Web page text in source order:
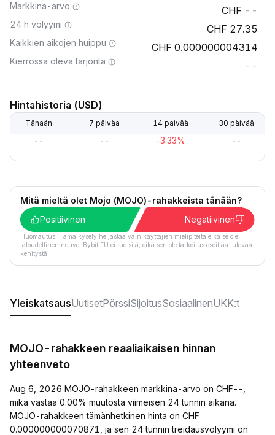
Markkina-arvo --
24 h volyymi 27.35
Kaikkien aikojen huippu 0.000000004314
Kierrossa oleva tarjonta --
Hintahistoria (USD)
Tänään 7 päivää 14 päivää 30 päivää
-- -- -3.33% --
Mitä mieltä olet Mojo (MOJO)-rahakkeista tänään?
Positiivinen
Negatiivinen
Huomautus: Tämä kysely heijastaa vain käyttäjien mielipiteitä eikä se ole
taloudellinen neuvo. Bybit EU ei tue sitä, eikä sen ole tarkoitus osoittaa tulevaa
kehitystä.
YleiskatsausUutisetPörssiSijoitusSosiaalinenUKK:t
MOJO-rahakkeen reaaliaikaisen hinnan
yhteenveto
Aug 6, 2026 MOJO-rahakkeen markkina-arvo on CHF--,
mikä vastaa 0.00% muutosta viimeisen 24 tunnin aikana.
MOJO-rahakkeen tämänhetkinen hinta on CHF
0.000000000070871, ja sen 24 tunnin treidausvolyymi on